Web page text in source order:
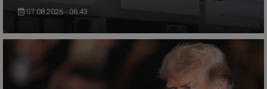
07.08.2026 - 06:43
ASP.NET_SessionId